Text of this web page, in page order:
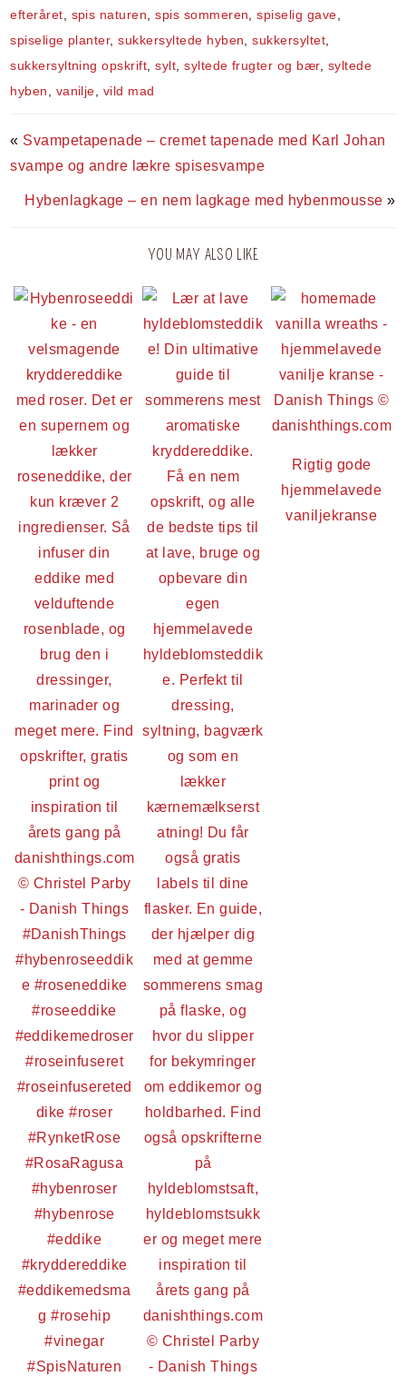
efteråret
spis naturen ,spis sommeren ,spiselig gave
spiselige planter,sukkersyltede hyben ,sukkersyltet
sukkersyltning opskrift ,sylt ,syltede frugter og bær, syltede
hyben
vanilje vild mad
« Svampetapenade – cremet tapenade med Karl Johan
svampe og andre lækre spisesvampe
Hybenlagkage – en nem lagkage med hybenmousse »
YOU MAY ALSO LIKE
Rigtig gode
hjemmelavede
vaniljekranse